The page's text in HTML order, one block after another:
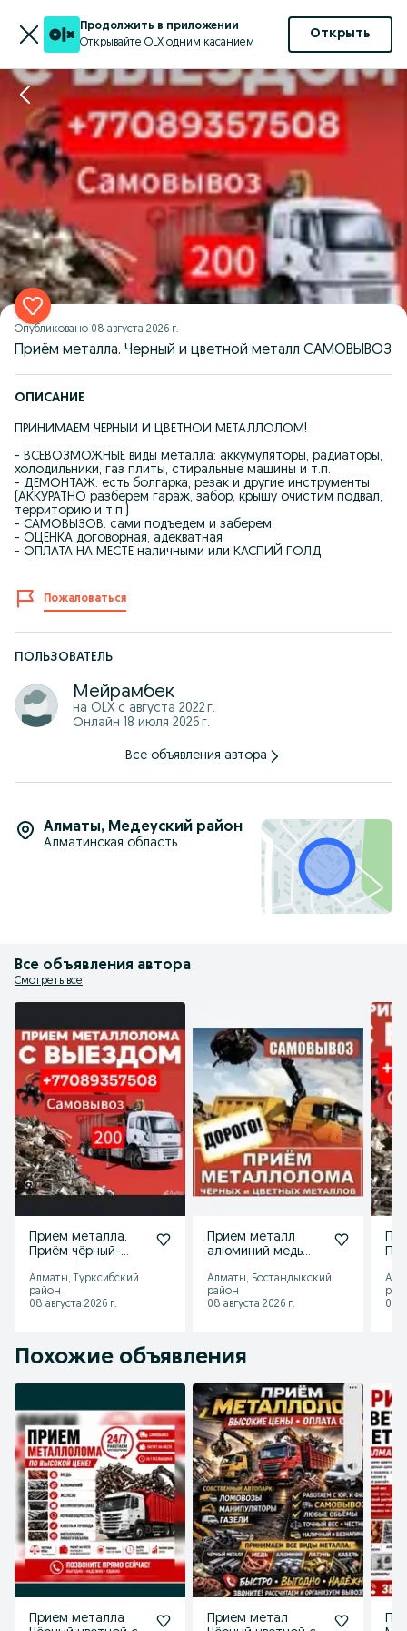
Продолжить в приложении
Открывайте OLX одним касанием
Открыть
Опубликовано 08 августа 2026 г.
Приём металла. Черный и цветной металл САМОВЫВОЗ
ОПИСАНИЕ
ПРИНИМАЕМ ЧЕРНЫЙ И ЦВЕТНОЙ МЕТАЛЛОЛОМ!
- ВСЕВОЗМОЖНЫЕ виды металла: аккумуляторы, радиаторы,
холодильники, газ плиты, стиральные машины и т.п.
- ДЕМОНТАЖ: есть болгарка, резак и другие инструменты
(АККУРАТНО разберем гараж, забор, крышу очистим подвал,
территорию и т.п.)
- САМОВЫЗОВ: сами подъедем и заберем.
- ОЦЕНКА договорная, адекватная
- ОПЛАТА НА МЕСТЕ наличными или КАСПИЙ ГОЛД
Пожаловаться
ПОЛЬЗОВАТЕЛЬ
Мейрамбек
на OLX с августа 2022 г.
Онлайн 18 июля 2026 г.
Все объявления автора
Алматы, Медеуский район
Алматинская область
Все объявления автора
Смотреть все
Прием металла.
Приём чёрный-
Алматы, Турксибский
район
08 августа 2026 г.
Прием металл
алюминий медь
Алматы, Бостандыкский
район
08 августа 2026 г.
08
Похожие объявления
Прием металла
Прием метал